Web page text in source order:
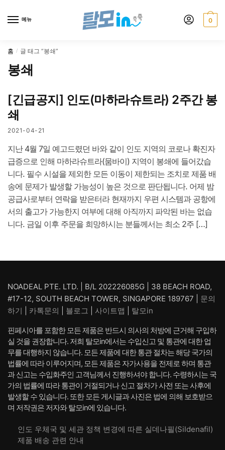
메뉴 0
홈 / 글 태그 “봉쇄”
봉쇄
[긴급공지] 인도(마하라슈트라) 2주간 봉
쇄
2021-04-21
지난 4월 7일 예고드렸던 바와 같이 인도 지역의 코로나 확진자
급증으로 인해 마하라슈트라(뭄바이) 지역이 봉쇄에 들어갔습
니다. 필수 시설을 제외한 모든 이동이 제한되는 조치로 제품 배
송에 문제가 발생할 가능성이 높은 것으로 판단됩니다. 어제 밤
공급사로부터 연락을 받은터라 현재까지 우편 시스템과 공항에
서의 출고가 가능한지 여부에 대해 아직까지 파악된 바는 없습
니다. 금일 이후 주문을 희망하시는 분들께서는 최소 2주 […]
NOADEAL PTE. LTD. | B/L 202226085G | 38 BEACH ROAD,
#17-12, SOUTH BEACH TOWER, SINGAPORE 189767 | 문의
하기
카톡문의 블로그 사이트맵 탈모in
핀페시아를 포함한 모든 제품은 반드시 의사의 처방에 근거해 구입하
실 것을 권장합니다. 저희 탈모in에서는 수입신고 및 통관에 대한 업
무를 대행하지 않습니다. 모든 제품에 대한 통관 절차는 해당 국가의
법률에 따라 이루어지며, 모든 제품은 자가사용을 전제로 하며 통관
과 신고는 수입화주인 고객님께서 진행하셔야 합니다. 수령하시는 국
가의 법률에 따라 통관이 거절되거나 신고 절차가 사전 또는 사후에
발생할 수 있습니다. 또한 모든 게시글과 사진은 법에 의해 보호받으
며 저작권은 저자와 탈모in에 있습니다.
인도 우체국 및 세관 정책 변경에 따른 실데나필(Sildenafil)
제품 배송 관련 안내